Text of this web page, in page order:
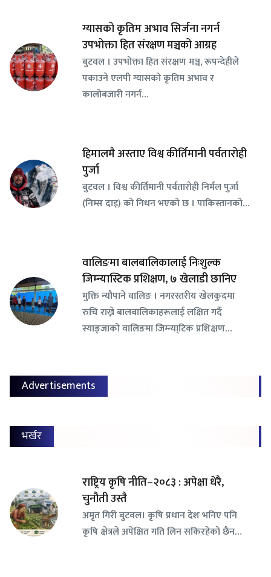
ग्यासको कृतिम अभाव सिर्जना नगर्न
उपभोक्ता हित संरक्षण मञ्चको आग्रह
बुटवल । उपभोक्ता हित संरक्षण मञ्च, रूपन्देहीले
पकाउने एलपी ग्यासको कृतिम अभाव र
कालोबजारी नगर्न…
हिमालमै अस्ताए विश्व कीर्तिमानी पर्वतारोही
पुर्जा
बुटवल । विश्व कीर्तिमानी पर्वतारोही निर्मल पुर्जा
(निम्स दाइ) को निधन भएको छ । पाकिस्तानको…
वालिङमा बालबालिकालाई निःशुल्क
जिम्न्यास्टिक प्रशिक्षण, ७ खेलाडी छानिए
​मुक्ति न्यौपाने वालिङ । नगरस्तरीय खेलकुदमा
रुचि राख्ने बालबालिकाहरूलाई लक्षित गर्दै
स्याङ्जाको वालिङमा जिम्न्या्टिक प्रशिक्षण…
Advertisements
भर्खर
राष्ट्रिय कृषि नीति–२०८३ : अपेक्षा धेरै,
चुनौती उस्तै
अमृत गिरी बुटवल। कृषि प्रधान देश भनिए पनि
कृषि क्षेत्रले अपेक्षित गति लिन सकिरहेको छैन…